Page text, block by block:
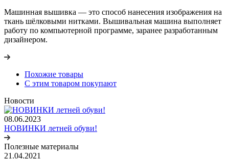
Машинная вышивка — это способ нанесения изображения на
ткань шёлковыми нитками. Вышивальная машина выполняет
работу по компьютерной программе, заранее разработанным
дизайнером.
Похожие товары
С этим товаром покупают
Новости
08.06.2023
НОВИНКИ летней обуви!
Полезные материалы
21.04.2021